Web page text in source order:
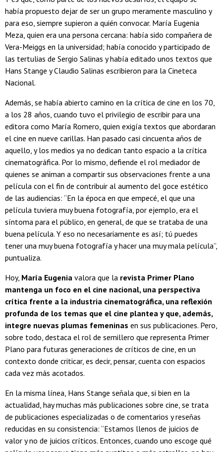
había propuesto dejar de ser un grupo meramente masculino y
para eso, siempre supieron a quién convocar. María Eugenia
Meza, quien era una persona cercana: había sido compañera de
Vera-Meiggs en la universidad; había conocido y participado de
las tertulias de Sergio Salinas y había editado unos textos que
Hans Stange y Claudio Salinas escribieron para la Cineteca
Nacional.
Además, se había abierto camino en la crítica de cine en los 70,
a los 28 años, cuando tuvo el privilegio de escribir para una
editora como María Romero, quien exigía textos que abordaran
el cine en nueve carillas. Han pasado casi cincuenta años de
aquello, y los medios ya no dedican tanto espacio a la crítica
cinematográfica. Por lo mismo, defiende el rol mediador de
quienes se animan a compartir sus observaciones frente a una
película con el fin de contribuir al aumento del goce estético
de las audiencias: “En la época en que empecé, el que una
película tuviera muy buena fotografía, por ejemplo, era el
síntoma para el público, en general, de que se trataba de una
buena película. Y eso no necesariamente es así; tú puedes
tener una muy buena fotografía y hacer una muy mala película”,
puntualiza.
Hoy, María Eugenia valora que la revista Primer Plano
mantenga un foco en el cine nacional, una perspectiva
crítica frente a la industria cinematográfica, una reflexión
profunda de los temas que el cine plantea y que, además,
integre nuevas plumas femeninas en sus publicaciones. Pero,
sobre todo, destaca el rol de semillero que representa Primer
Plano para futuras generaciones de críticos de cine, en un
contexto donde criticar, es decir, pensar, cuenta con espacios
cada vez más acotados.
En la misma línea, Hans Stange señala que, si bien en la
actualidad, hay muchas más publicaciones sobre cine, se trata
de publicaciones especializadas o de comentarios y reseñas
reducidas en su consistencia: “Estamos llenos de juicios de
valor y no de juicios críticos. Entonces, cuando uno escoge qué